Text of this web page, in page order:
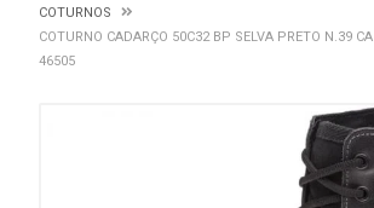
COTURNOS
COTURNO CADARÇO 50C32 BP SELVA PRETO N.39 CA
46505